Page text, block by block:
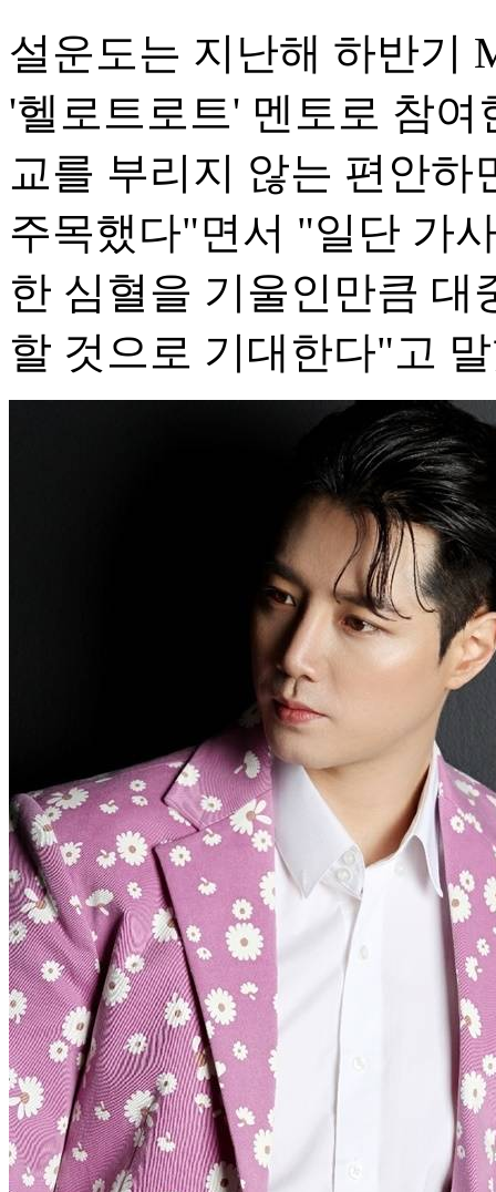
설운도는 지난해 하반기
'헬로트로트' 멘토로 참
교를 부리지 않는 편안
주목했다"면서 "일단 가
한 심혈을 기울인만큼 대
할 것으로 기대한다"고